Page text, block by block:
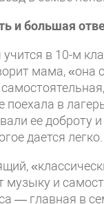
и большая
учится в 10-м
мама, «она
поехала в
ее доброту
дается легко.
и
— главная в